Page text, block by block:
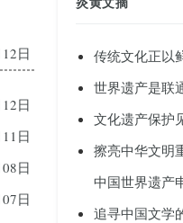
日
日
日
日
日
传统文化正以
世界遗产是联
文化遗产保护
擦亮中华文
中国世界遗产
追寻中国文学